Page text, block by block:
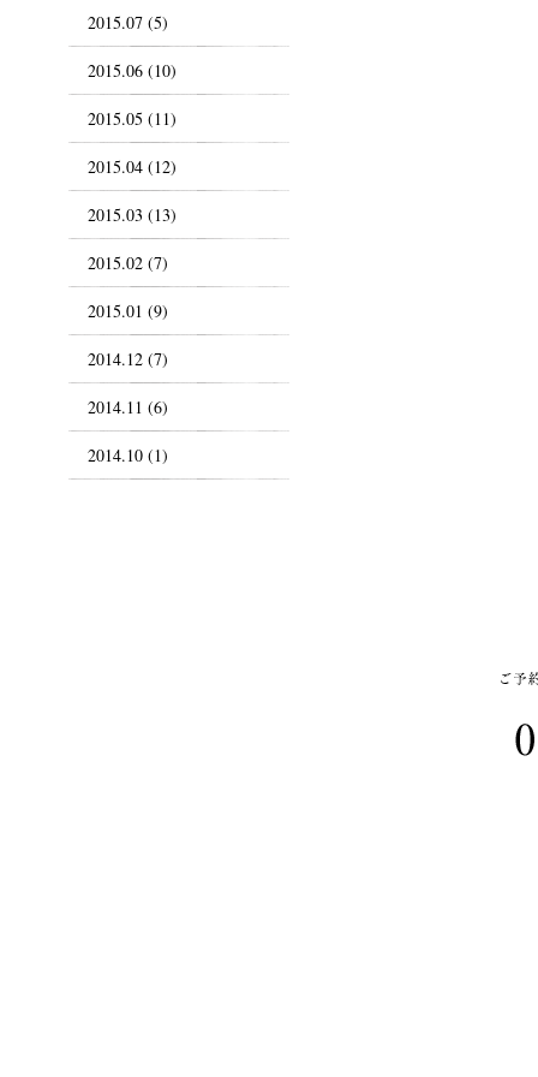
2015.07 (5)
2015.06 (10)
2015.05 (11)
2015.04 (12)
2015.03 (13)
2015.02 (7)
2015.01 (9)
2014.12 (7)
2014.11 (6)
2014.10 (1)